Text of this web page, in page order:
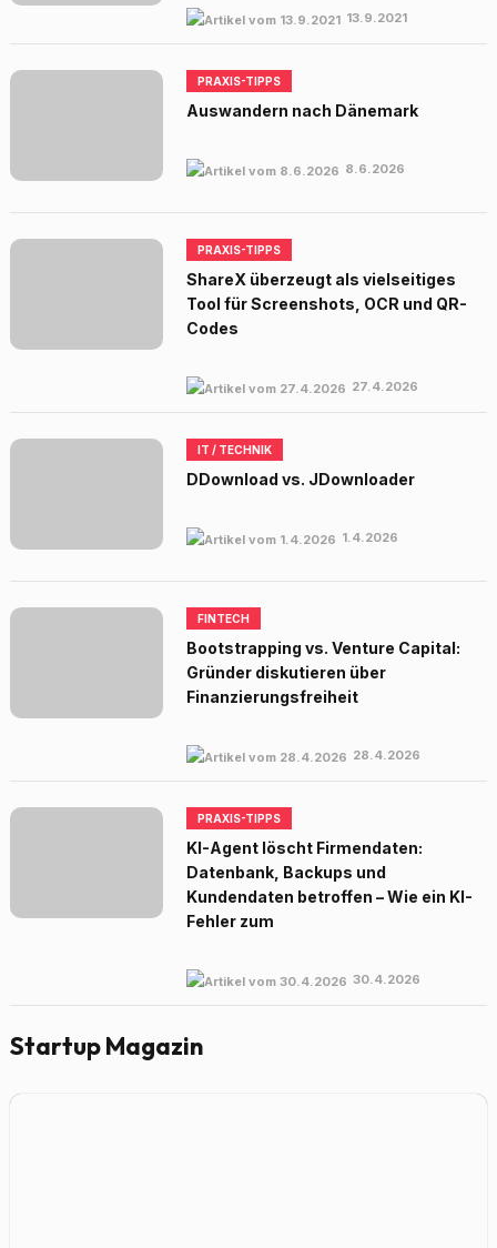
13.9.2021
PRAXIS-TIPPS
Auswandern nach Dänemark
8.6.2026
PRAXIS-TIPPS
ShareX überzeugt als vielseitiges
Tool für Screenshots, OCR und QR-
Codes
27.4.2026
IT / TECHNIK
DDownload vs. JDownloader
1.4.2026
FINTECH
Bootstrapping vs. Venture Capital:
Gründer diskutieren über
Finanzierungsfreiheit
28.4.2026
PRAXIS-TIPPS
KI-Agent löscht Firmendaten:
Datenbank, Backups und
Kundendaten betroffen – Wie ein KI-
Fehler zum
30.4.2026
Startup Magazin